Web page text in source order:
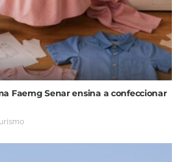
Faemg Senar ensina a confeccionar